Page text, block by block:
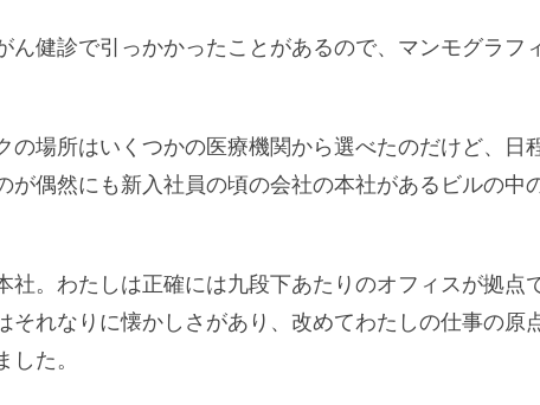
ん健診で引っかかったことがあるので、マンモグラフ
の場所はいくつかの医療機関から選べたのだけど、日
が偶然にも新入社員の頃の会社の本社があるビルの中
社。わたしは正確には九段下あたりのオフィスが拠点
それなりに懐かしさがあり、改めてわたしの仕事の原
した。